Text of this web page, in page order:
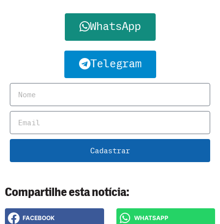
WhatsApp
Telegram
Cadastrar
Compartilhe esta notícia:
FACEBOOK WHATSAPP